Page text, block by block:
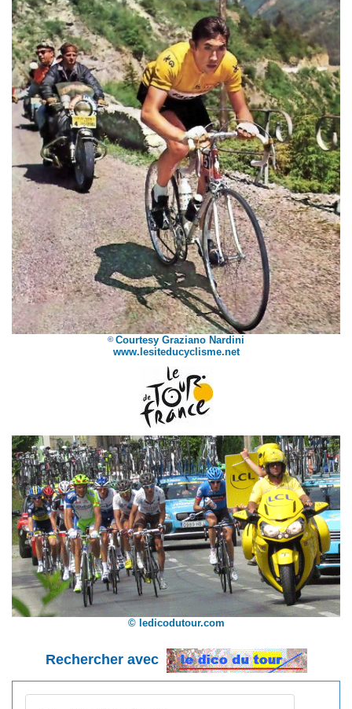
© Courtesy Graziano Nardini
www.lesiteducyclisme.net
© ledicodutour.com
Rechercher avec